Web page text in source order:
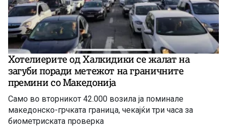
Хотелиерите од Халкидики се жалат на
загуби поради метежот на граничните
премини со Македонија
Само во вторникот 42.000 возила ја поминале
македонско-грчката граница, чекајќи три часа за
биометриската проверка